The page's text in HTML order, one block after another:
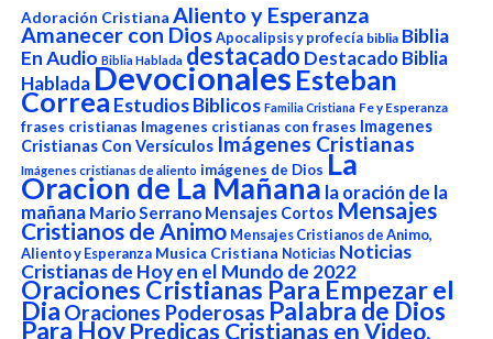
Adoración Cristiana Aliento y Esperanza
Amanecer con Dios Apocalipsis y profecía biblia Biblia
En Audio Biblia Hablada destacado Destacado Biblia
HabladaDevocionalesEsteban
Correa Estudios Biblicos Familia Cristiana Fe y Esperanza
frases cristianas Imagenes cristianas con frases Imagenes
Cristianas Con Versículos Imágenes Cristianas
Imágenes cristianas de aliento imágenes de Dios La
Oracion de La Mañana la oración de la
mañana Mario Serrano Mensajes Cortos Mensajes
Cristianos de Animo Mensajes Cristianos de Animo,
Aliento y Esperanza Musica Cristiana Noticias Noticias
Cristianas de Hoy en el Mundo de 2022
Oraciones Cristianas Para Empezar el
DiaOraciones Poderosas Palabra de Dios
Para Hoy Predicas Cristianas en Video,